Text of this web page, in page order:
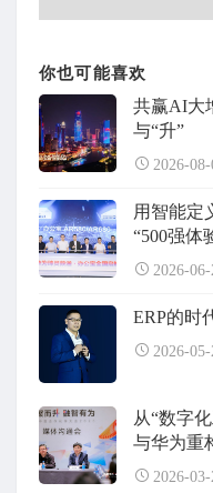
你也可能喜欢
共赢AI大
与“升”
2026-08-
用智能定
“500强体
2026-06-
ERP的时
2026-05-
从“数字
与华为重
2026-03-